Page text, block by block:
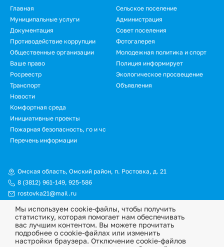
Главная
Сельское поселение
Муниципальные услуги
Администрация
Документация
Совет поселения
Противодействие коррупции
Фотогалерея
Общественные организации
Молодежная политика и спорт
Ваше право
Полиция информирует
Росреестр
Экологическое просвещение
Транспорт
Объявления
Новости
Омская область, Омский район, п. Ростовка, д. 21
8 (3812) 961-149, 925-586
rostovka21@mail.ru
Комфортная среда
Инициативные проекты
Пожарная безопасность, го и чс
Перечень информации
© Официальный сайт Ростовкинского сельского поселения
Омского муниципального района Омской области, 2026
Политика конфиденциальности
Мы используем cookie-файлы, чтобы получить
статистику, которая помогает нам обеспечивать
вас лучшим контентом. Вы можете прочитать
подробнее о cookie-файлах или изменить
настройки браузера. Отключение cookie-файлов